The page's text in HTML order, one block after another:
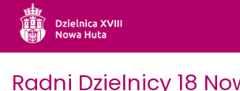
Radni Dzielnicy 18